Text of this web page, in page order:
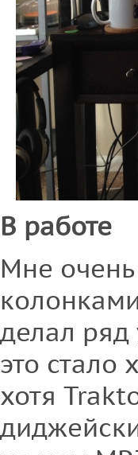
В работе
Мне очень
делал
это стало
хотя